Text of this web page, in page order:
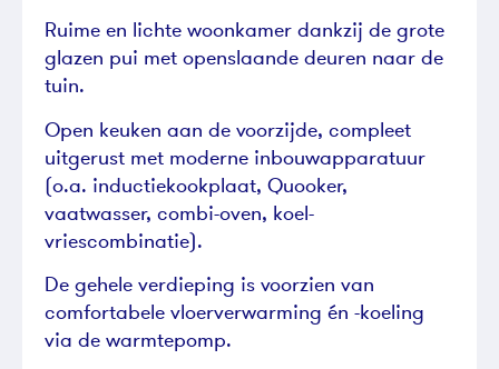
Ruime en lichte woonkamer dankzij de grote
glazen pui met openslaande deuren naar de
tuin.
Open keuken aan de voorzijde, compleet
uitgerust met moderne inbouwapparatuur
(o.a. inductiekookplaat, Quooker,
vaatwasser, combi-oven, koel-
vriescombinatie).
De gehele verdieping is voorzien van
comfortabele vloerverwarming én -koeling
via de warmtepomp.